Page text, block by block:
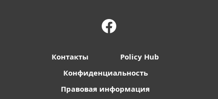
Контакты
Policy Hub
Конфиденциальность
Правовая информация